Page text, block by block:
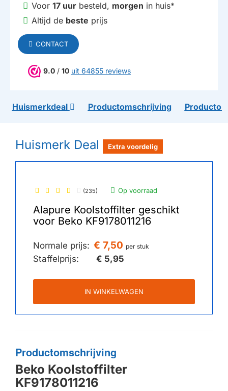
Voor 17 uur besteld, morgen in huis*
Altijd de beste prijs
CONTACT
9.0 / 10 uit 64855 reviews
Huismerkdeal Productomschrijving
Huismerk Deal Extra voordelig
(235) Op voorraad
Alapure Koolstoffilter geschikt
voor Beko KF9178011216
Normale prijs: € 7,50 per stuk
Staffelprijs: € 5,95
IN WINKELWAGEN
Productomschrijving
Beko Koolstoffilter
KF9178011216